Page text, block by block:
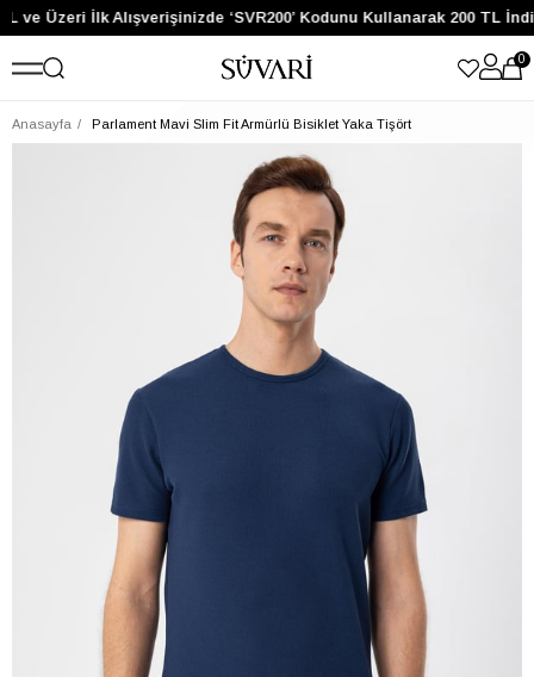
ve Üzeri İlk Alışverişinizde ‘SVR200’ Kodunu Kullanarak 200 TL
0
Anasayfa Parlament Mavi Slim Fit Armürlü Bisiklet Yaka Tişört